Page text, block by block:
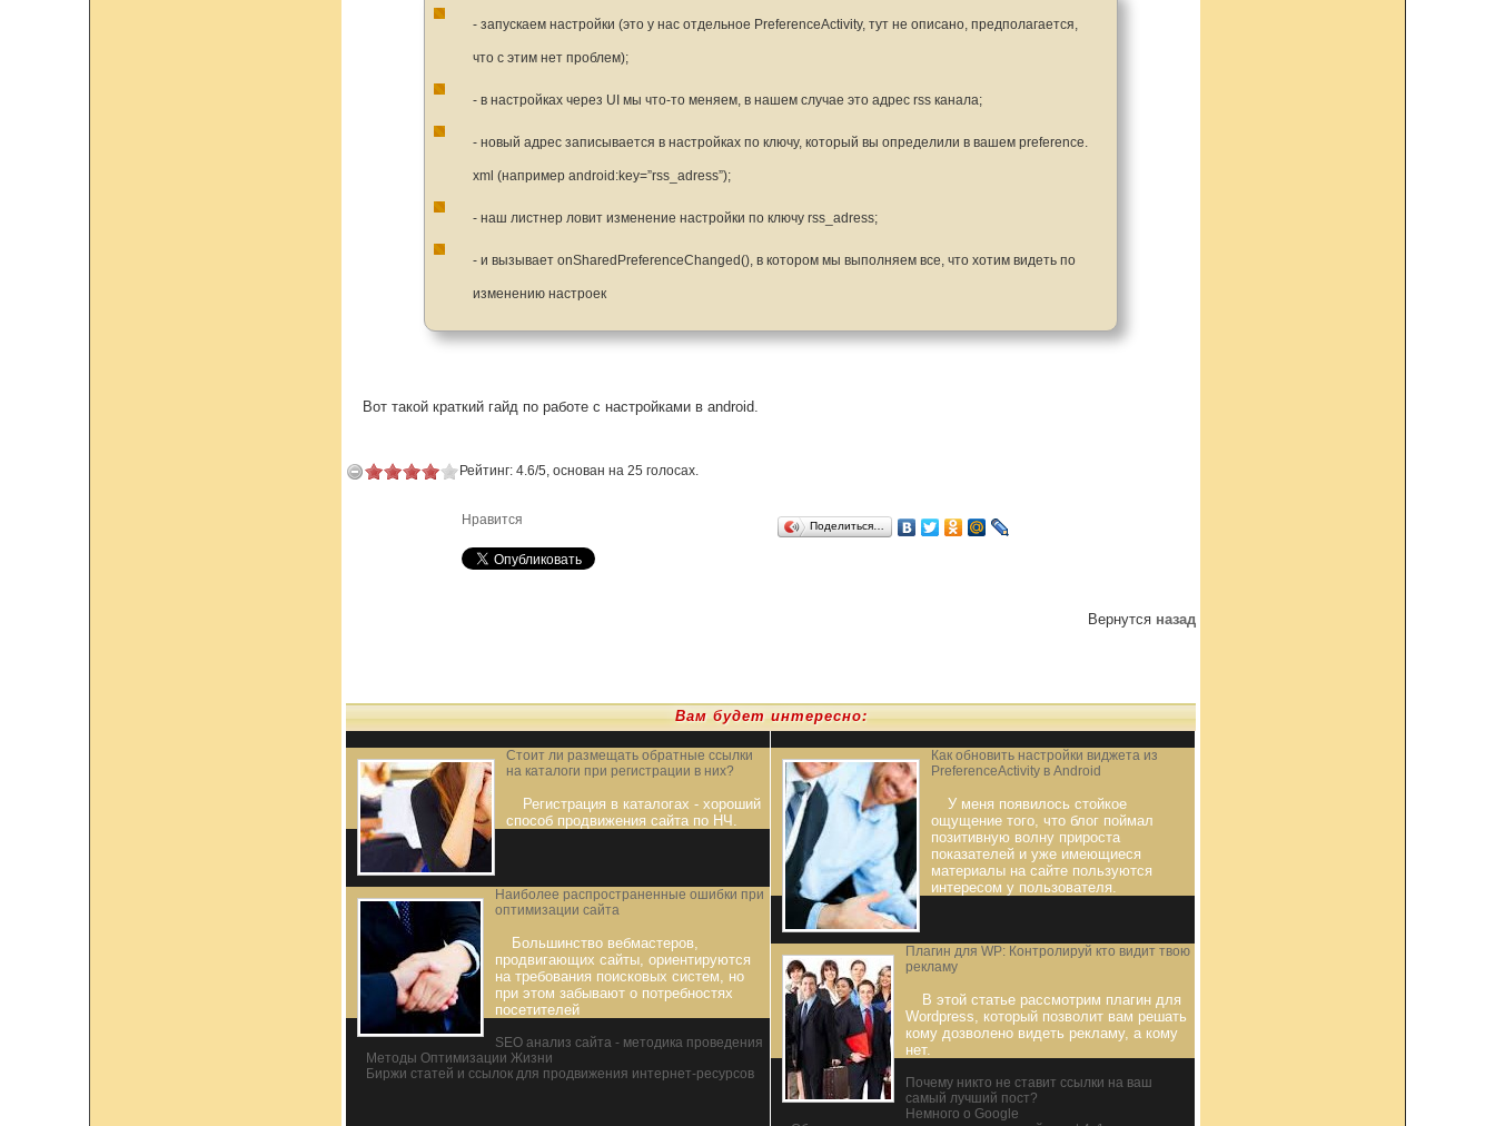
- запускаем настройки (это у нас отдельное PreferenceActivity, тут не описано, предполагается,
что с этим нет проблем);
- в настройках через UI мы что-то меняем, в нашем случае это адрес rss канала;
- новый адрес записывается в настройках по ключу, который вы определили в вашем preference.
xml (например android:key=”rss_adress”);
- наш листнер ловит изменение настройки по ключу rss_adress;
- и вызывает onSharedPreferenceChanged(), в котором мы выполняем все, что хотим видеть по
изменению настроек
Вот такой краткий гайд по работе с настройками в android.
Рейтинг: 4.6/5, основан на 25 голосах.
Нравится Поделиться…
Вернутся назад
Вам будет интересно:
Стоит ли размещать обратные ссылки
на каталоги при регистрации в них?
Регистрация в каталогах - хороший
способ продвижения сайта по НЧ.
Наиболее распространенные ошибки при
оптимизации сайта
Большинство вебмастеров,
продвигающих сайты, ориентируются
на требования поисковых систем, но
при этом забывают о потребностях
посетителей
SEO анализ сайта - методика проведения
Методы Оптимизации Жизни
Биржи статей и ссылок для продвижения интернет-ресурсов
Как обновить настройки виджета из
PreferenceActivity в Android
У меня появилось стойкое
ощущение того, что блог поймал
позитивную волну прироста
показателей и уже имеющиеся
материалы на сайте пользуются
интересом у пользователя.
Плагин для WP: Контролируй кто видит твою
рекламу
В этой статье рассмотрим плагин для
Wordpress, который позволит вам решать
кому дозволено видеть рекламу, а кому
нет.
Почему никто не ставит ссылки на ваш
самый лучший пост?
Немного о Google